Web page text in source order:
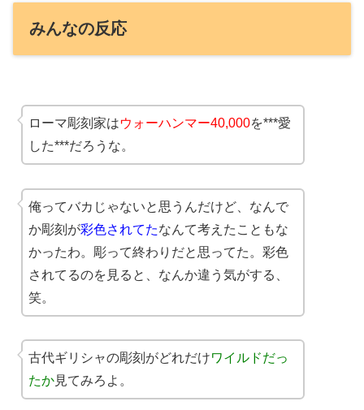
みんなの反応
ローマ彫刻家はウォーハンマー40,000を***愛
した***だろうな。
俺ってバカじゃないと思うんだけど、なんで
か彫刻が彩色されてたなんて考えたこともな
かったわ。彫って終わりだと思ってた。彩色
されてるのを見ると、なんか違う気がする、
笑。
古代ギリシャの彫刻がどれだけワイルドだっ
たか見てみろよ。